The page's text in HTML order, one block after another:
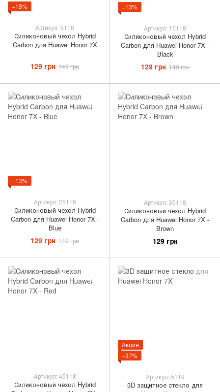
−13%
Артикул: 5118
Силиконовый чехол Hybrid
Carbon для Huawei Honor 7X
129 грн 149 грн
−13%
Артикул: 15118
Силиконовый чехол Hybrid
Carbon для Huawei Honor 7X -
Black
129 грн 149 грн
−13%
Артикул: 25118
Силиконовый чехол Hybrid
Carbon для Huawei Honor 7X -
Blue
129 грн 149 грн
Артикул: 35118
Силиконовый чехол Hybrid
Carbon для Huawei Honor 7X -
Brown
129 грн
Артикул: 45118
Силиконовый чехол Hybrid
Акция
−37%
Артикул: 5119
3D защитное стекло для